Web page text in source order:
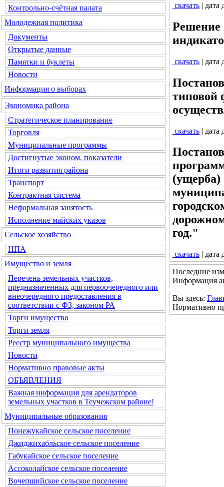
Контрольно-счётная палата
Молодежная политика
Документы
Открытые данные
Памятки и буклеты
Новости
Информация о выборах
Экономика района
Стратегическое планирование
Торговля
Муниципальные программы
Достигнутые эконом. показатели
Итоги развития района
Транспорт
Контрактная система
Неформальная занятость
Исполнение майских указов
Сельское хозяйство
НПА
Имущество и земля
Перечень земельных участков,
предназначенных для первоочередного или
внеочередного предоставления в
соответствии с ФЗ, законом РА
Торги имущество
Торги земля
Реестр муниципального имущества
Новости
Нормативно правовые акты
ОБЪЯВЛЕНИЯ
Важная информация для арендаторов
земельных участков в Теучежском районе!
Муниципальные образования
Понежукайское сельское поселение
Джиджихабльское сельское поселение
Габукайское сельское поселение
Ассоколайское сельское поселение
Вочепшийское сельское поселение
скачать | дата
Решение
скачать | дата
типовой
скачать | дата
(ущерба)
год."
скачать | дата
Последние
Информация
Вы здесь:
Нормативно